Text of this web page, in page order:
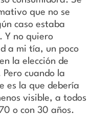
que no se
caso estaba
Y no quiero
a mi tía, un poco
la elección de
cuando la
es la que debería
visible, a todos
o con 30 años.